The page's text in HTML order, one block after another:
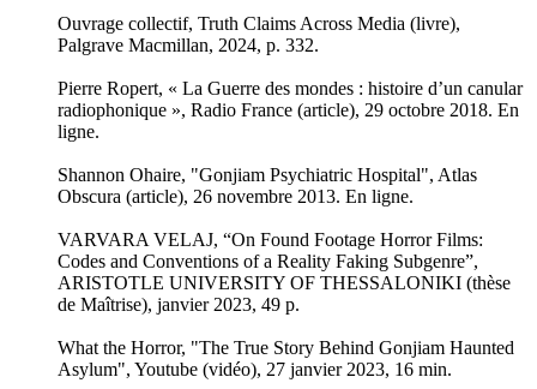
Ouvrage collectif, Truth Claims Across Media (livre),
Palgrave Macmillan, 2024, p. 332.
Pierre Ropert, « La Guerre des mondes : histoire d’un canular
radiophonique », Radio France (article), 29 octobre 2018. En
ligne.
Shannon Ohaire, "Gonjiam Psychiatric Hospital", Atlas
Obscura (article), 26 novembre 2013. En ligne.
VARVARA VELAJ, “On Found Footage Horror Films:
Codes and Conventions of a Reality Faking Subgenre”,
ARISTOTLE UNIVERSITY OF THESSALONIKI (thèse
de Maîtrise), janvier 2023, 49 p.
What the Horror, "The True Story Behind Gonjiam Haunted
Asylum", Youtube (vidéo), 27 janvier 2023, 16 min.